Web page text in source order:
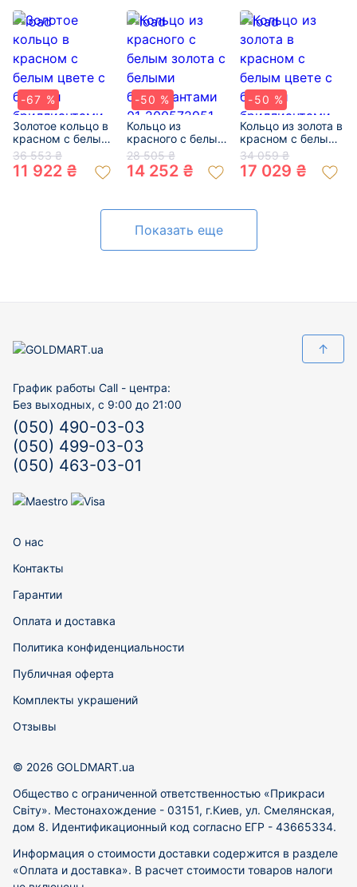
-67 %
Золотое кольцо в
красном с белым
цвете с белыми
бриллиантами 01-
200338833
36 553 ₴
11 922 ₴
-50 %
Кольцо из
красного с белым
золота с белыми
бриллиантами 01-
200572951
28 505 ₴
14 252 ₴
-50 %
Кольцо из золота в
красном с белым
цвете с белыми
бриллиантами 01-
200752845
34 059 ₴
17 029 ₴
Показать еще
↑
График работы Call - центра:
Без выходных, с 9:00 до 21:00
(050) 490-03-03
(050) 499-03-03
(050) 463-03-01
О нас
Контакты
Гарантии
Оплата и доставка
Политика конфиденциальности
Публичная оферта
Комплекты украшений
Отзывы
© 2026 GOLDMART.ua
Общество с ограниченной ответственностью «Прикраси
Світу». Местонахождение - 03151, г.Киев, ул. Смелянская,
дом 8. Идентификационный код согласно ЕГР - 43665334.
Информация о стоимости доставки содержится в разделе
«Оплата и доставка». В расчет стоимости товаров налоги